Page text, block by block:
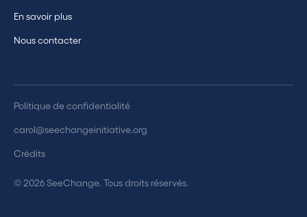
En savoir plus
Nous contacter
© 2026 SeeChange. Tous droits réservés.
Politique de confidentialité
carol@seechangeinitiative.org
Crédits